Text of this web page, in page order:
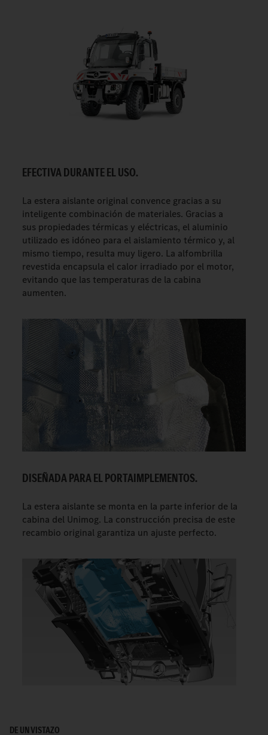
EFECTIVA DURANTE EL USO.
La estera aislante original convence gracias a su
inteligente combinación de materiales. Gracias a
sus propiedades térmicas y eléctricas, el aluminio
utilizado es idóneo para el aislamiento térmico y, al
mismo tiempo, resulta muy ligero. La alfombrilla
revestida encapsula el calor irradiado por el motor,
evitando que las temperaturas de la cabina
aumenten.
DISEÑADA PARA EL PORTAIMPLEMENTOS.
La estera aislante se monta en la parte inferior de la
cabina del Unimog. La construcción precisa de este
recambio original garantiza un ajuste perfecto.
DE UN VISTAZO